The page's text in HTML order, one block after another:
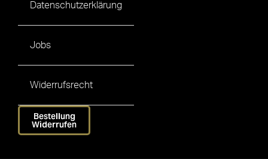
Datenschutzerklärung
Jobs
Widerrufsrecht
Bestellung
Widerrufen